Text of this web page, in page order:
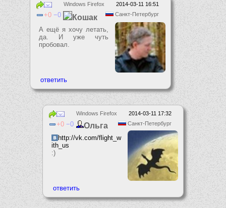
2014-03-11 16:51
Windows Firefox
Санкт-Петербург
0 0 Кошак
А ещё я хочу летать,
да. И уже чуть
пробовал.
2014-03-11 17:32
Windows Firefox
Санкт-Петербург
0 0 Ольга
http://vk.com/flight_w
ith_us
:)